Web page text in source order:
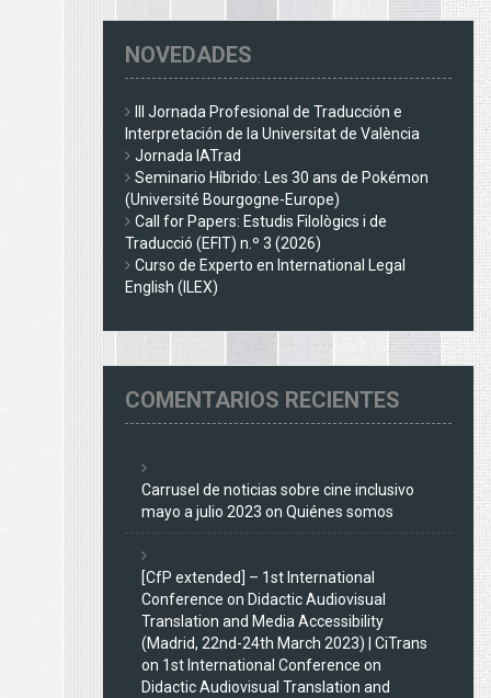
NOVEDADES
III Jornada Profesional de Traducción e
Interpretación de la Universitat de València
Jornada IATrad
Seminario Híbrido: Les 30 ans de Pokémon
(Université Bourgogne-Europe)
Call for Papers: Estudis Filològics i de
Traducció (EFIT) n.º 3 (2026)
Curso de Experto en International Legal
English (ILEX)
COMENTARIOS RECIENTES
Carrusel de noticias sobre cine inclusivo
mayo a julio 2023 on Quiénes somos
[CfP extended] – 1st International
Conference on Didactic Audiovisual
Translation and Media Accessibility
(Madrid, 22nd-24th March 2023) | CiTrans
on 1st International Conference on
Didactic Audiovisual Translation and